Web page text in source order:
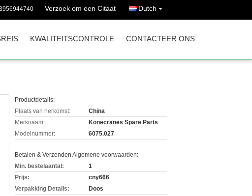
Verzoek om een Citaat Dutch
KWALITEITSCONTROLE CONTACTEER ONS
Productdetails:
Plaats van herkomst:
China
Merknaam:
Konecranes Spare Parts
Modelnummer:
6075.027
Betalen & Verzenden Algemene voorwaarden:
Min. bestelaantal:
1
Prijs:
cny666
Verpakking Details:
Doos